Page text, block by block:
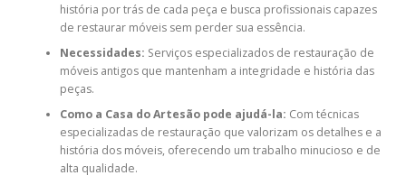
história por trás de cada peça e busca profissionais capazes
de restaurar móveis sem perder sua essência.
Necessidades: Serviços especializados de restauração de
móveis antigos que mantenham a integridade e história das
peças.
Como a Casa do Artesão pode ajudá-la: Com técnicas
especializadas de restauração que valorizam os detalhes e a
história dos móveis, oferecendo um trabalho minucioso e de
alta qualidade.